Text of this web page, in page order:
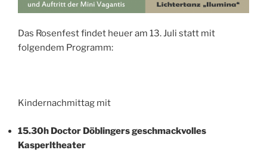
Das Rosenfest findet heuer am 13. Juli statt mit
folgendem Programm:
Kindernachmittag mit
15.30h Doctor Döblingers geschmackvolles
Kasperltheater